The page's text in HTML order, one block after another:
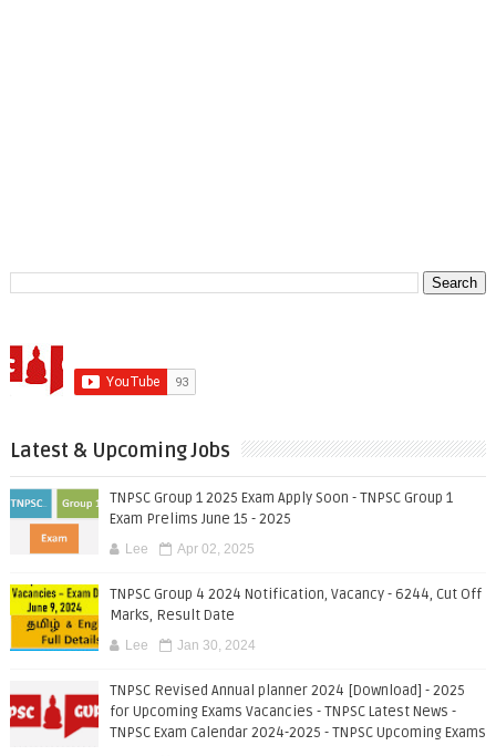
Latest & Upcoming Jobs
TNPSC Group 1 2025 Exam Apply Soon - TNPSC Group 1
Exam Prelims June 15 - 2025
Lee Apr 02, 2025
TNPSC Group 4 2024 Notification, Vacancy - 6244, Cut Off
Marks, Result Date
Lee Jan 30, 2024
TNPSC Revised Annual planner 2024 [Download] - 2025
for Upcoming Exams Vacancies - TNPSC Latest News -
TNPSC Exam Calendar 2024-2025 - TNPSC Upcoming Exams